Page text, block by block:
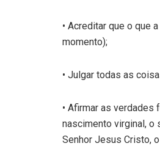
• Acreditar que o que
momento);
• Julgar todas as
• Afirmar as verdades
nascimento virginal, o
Senhor Jesus Cristo,